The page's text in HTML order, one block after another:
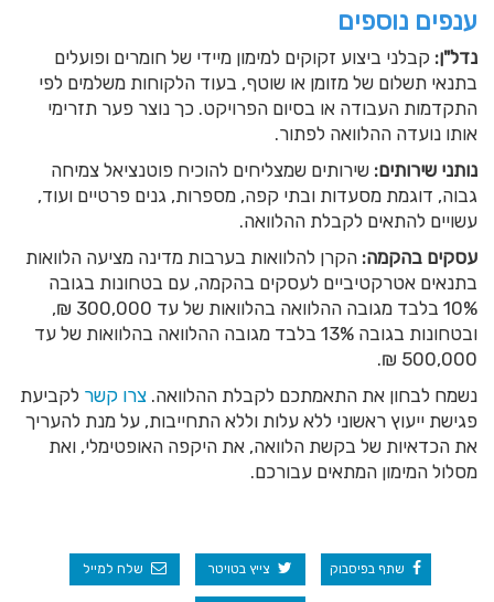
ענפים נוספים
נדל"ן: קבלני ביצוע זקוקים למימון מיידי של חומרים ופועלים
בתנאי תשלום של מזומן או שוטף, בעוד הלקוחות משלמים לפי
התקדמות העבודה או בסיום הפרויקט. כך נוצר פער תזרימי
אותו נועדה ההלוואה לפתור.
נותני שירותים: שירותים שמצליחים להוכיח פוטנציאל צמיחה
גבוה, דוגמת מסעדות ובתי קפה, מספרות, גנים פרטיים ועוד,
עשויים להתאים לקבלת ההלוואה.
עסקים בהקמה: הקרן להלוואות בערבות מדינה מציעה הלוואות
בתנאים אטרקטיביים לעסקים בהקמה, עם בטחונות בגובה
10% בלבד מגובה ההלוואה בהלוואות של עד 300,000 ₪,
ובטחונות בגובה 13% בלבד מגובה ההלוואה בהלוואות של עד
500,000 ₪.
נשמח לבחון את התאמתכם לקבלת ההלוואה. צרו קשר לקביעת
פגישת ייעוץ ראשוני ללא עלות וללא התחייבות, על מנת להעריך
את הכדאיות של בקשת הלוואה, את היקפה האופטימלי, ואת
מסלול המימון המתאים עבורכם.
שתף בפיסבוק צייץ בטויטר שלח למייל